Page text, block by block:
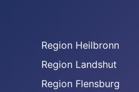
Region Heilbronn
Region Landshut
Region Flensburg